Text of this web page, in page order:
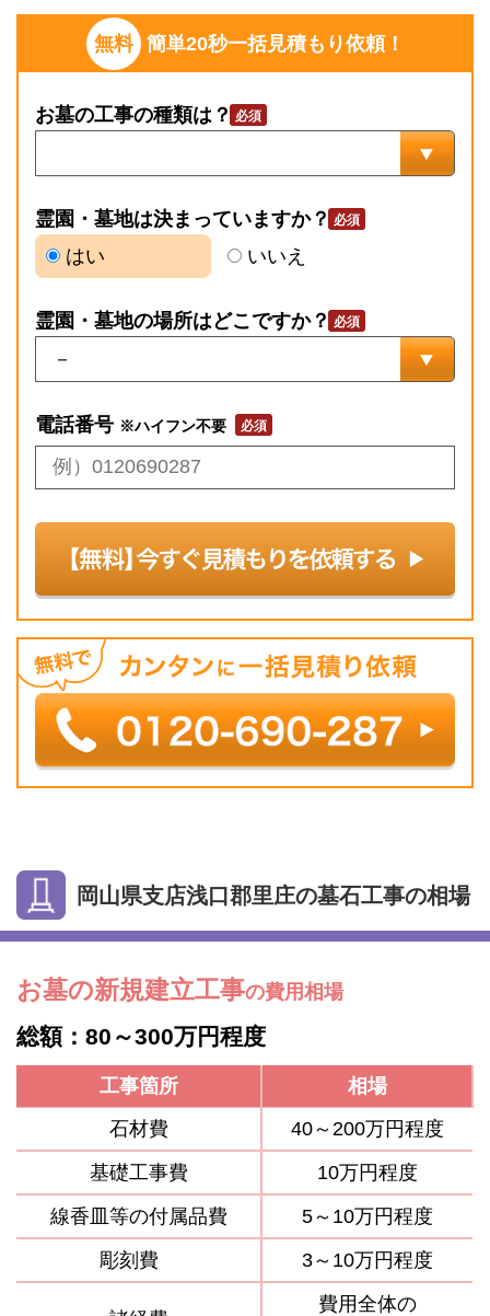
無料 簡単20秒一括見積もり依頼！
お墓の工事の種類は？
霊園・墓地は決まっていますか？
はい
いいえ
霊園・墓地の場所はどこですか？
電話番号 ※ハイフン不要
岡山県支店浅口郡里庄の墓石工事の相場
お墓の新規建立工事の費用相場
総額：80～300万円程度
工事箇所
相場
石材費
40～200万円程度
基礎工事費
10万円程度
線香皿等の付属品費
5～10万円程度
彫刻費
3～10万円程度
費用全体の